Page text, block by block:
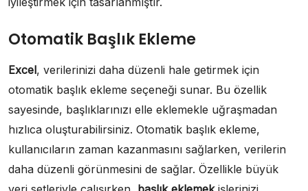
Otomatik Başlık Ekleme
Excel, verilerinizi daha düzenli hale getirmek için
otomatik başlık ekleme seçeneği sunar. Bu özellik
sayesinde, başlıklarınızı elle eklemekle uğraşmadan
hızlıca oluşturabilirsiniz. Otomatik başlık ekleme,
kullanıcıların zaman kazanmasını sağlarken, verilerin
daha düzenli görünmesini de sağlar. Özellikle büyük